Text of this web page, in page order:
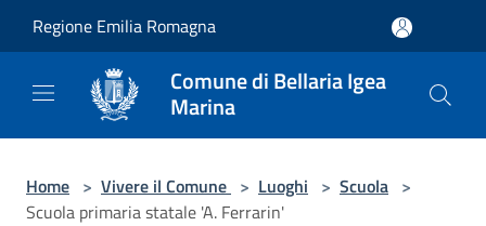
Regione Emilia Romagna
Comune di Bellaria Igea
Marina
Home > Vivere il Comune > Luoghi > Scuola >
Scuola primaria statale 'A. Ferrarin'